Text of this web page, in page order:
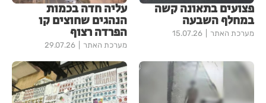
פצועים בתאונה קשה
במחלף השבעה
מערכת האתר 15.07.26
עליה חדה בכמות
הנהגים שחוצים קו
הפרדה רצוף
מערכת האתר 29.07.26